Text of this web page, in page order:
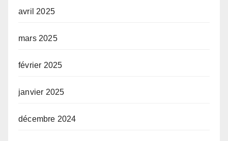
avril 2025
mars 2025
février 2025
janvier 2025
décembre 2024